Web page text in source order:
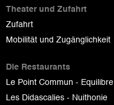
Theater und Zufahrt
Zufahrt
Mobilität und Zugänglichkeit
Die Restaurants
Le Point Commun - Equilibre
Les Didascalies - Nuithonie